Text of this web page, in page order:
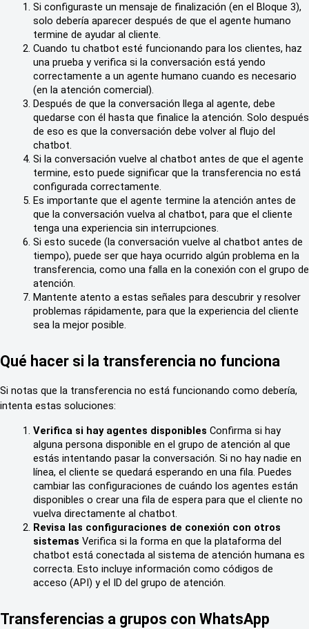
Si configuraste un mensaje de finalización (en el Bloque 3),
solo debería aparecer después de que el agente humano
termine de ayudar al cliente.
Cuando tu chatbot esté funcionando para los clientes, haz
una prueba y verifica si la conversación está yendo
correctamente a un agente humano cuando es necesario
(en la atención comercial).
Después de que la conversación llega al agente, debe
quedarse con él hasta que finalice la atención. Solo después
de eso es que la conversación debe volver al flujo del
chatbot.
Si la conversación vuelve al chatbot antes de que el agente
termine, esto puede significar que la transferencia no está
configurada correctamente.
Es importante que el agente termine la atención antes de
que la conversación vuelva al chatbot, para que el cliente
tenga una experiencia sin interrupciones.
Si esto sucede (la conversación vuelve al chatbot antes de
tiempo), puede ser que haya ocurrido algún problema en la
transferencia, como una falla en la conexión con el grupo de
atención.
Mantente atento a estas señales para descubrir y resolver
problemas rápidamente, para que la experiencia del cliente
sea la mejor posible.
Qué hacer si la transferencia no funciona
Si notas que la transferencia no está funcionando como debería,
intenta estas soluciones:
Verifica si hay agentes disponibles Confirma si hay
alguna persona disponible en el grupo de atención al que
estás intentando pasar la conversación. Si no hay nadie en
línea, el cliente se quedará esperando en una fila. Puedes
cambiar las configuraciones de cuándo los agentes están
disponibles o crear una fila de espera para que el cliente no
vuelva directamente al chatbot.
Revisa las configuraciones de conexión con otros
sistemas Verifica si la forma en que la plataforma del
chatbot está conectada al sistema de atención humana es
correcta. Esto incluye información como códigos de
acceso (API) y el ID del grupo de atención.
Transferencias a grupos con WhatsApp